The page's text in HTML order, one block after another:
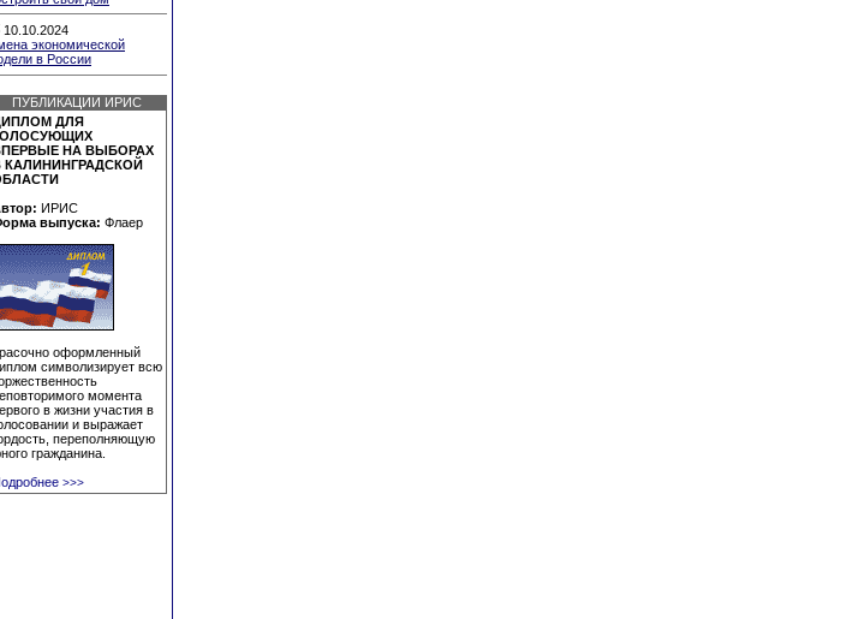
10.10.2024
экономической
в России
ПУБЛИКАЦИИ ИРИС
ДЛЯ
НА ВЫБОРАХ
КАЛИНИНГРАДСКОЙ
ИРИС
выпуска: Флаер
оформленный
символизирует всю
момента
в жизни участия в
и выражает
переполняющую
гражданина.
>>>